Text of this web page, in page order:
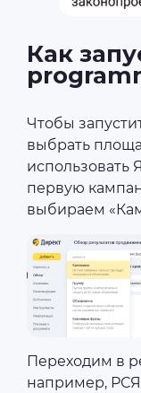
Как
Чтобы
выбрать
использовать
первую
выбираем
Переходим в
например,